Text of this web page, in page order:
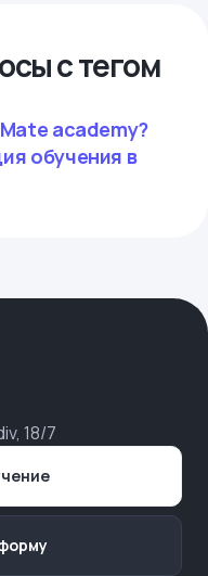
с тегом
academy?
обучения в
18/7